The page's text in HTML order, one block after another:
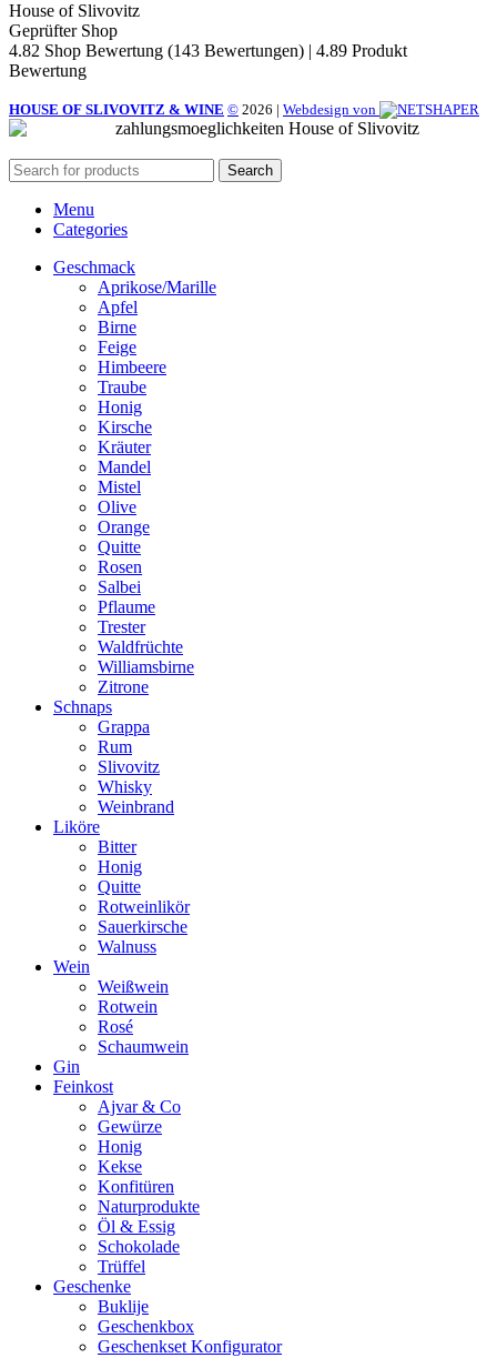
House of Slivovitz
Geprüfter Shop
4.82 Shop Bewertung (143 Bewertungen) | 4.89 Produkt
Bewertung
HOUSE OF SLIVOVITZ & WINE © 2026 | Webdesign von
Search
Menu
Categories
Geschmack
Aprikose/Marille
Apfel
Birne
Feige
Himbeere
Traube
Honig
Kirsche
Kräuter
Mandel
Mistel
Olive
Orange
Quitte
Rosen
Salbei
Pflaume
Trester
Waldfrüchte
Williamsbirne
Zitrone
Schnaps
Grappa
Rum
Slivovitz
Whisky
Weinbrand
Liköre
Bitter
Honig
Quitte
Rotweinlikör
Sauerkirsche
Walnuss
Wein
Weißwein
Rotwein
Rosé
Schaumwein
Gin
Feinkost
Ajvar & Co
Gewürze
Honig
Kekse
Konfitüren
Naturprodukte
Öl & Essig
Schokolade
Trüffel
Geschenke
Buklije
Geschenkbox
Geschenkset Konfigurator